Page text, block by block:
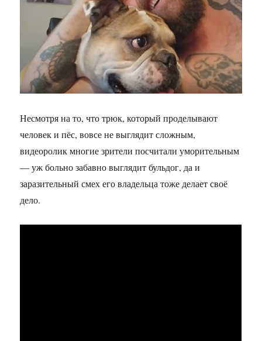
Несмотря на то, что трюк, который проделывают
человек и пёс, вовсе не выглядит сложным,
видеоролик многие зрители посчитали уморительным
— уж больно забавно выглядит бульдог, да и
заразительный смех его владельца тоже делает своё
дело.